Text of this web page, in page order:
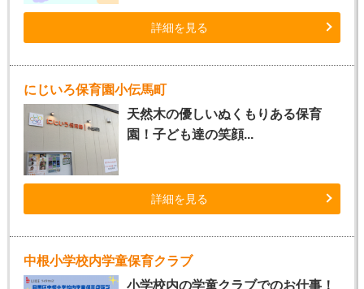
詳細を見る
にじいろ保育園小伝馬町
天然木の優しいぬくもりある保育
園！子ども達の笑顔...
詳細を見る
中根小学校内学童保育クラブ
小学校内の学童クラブでのお仕事！